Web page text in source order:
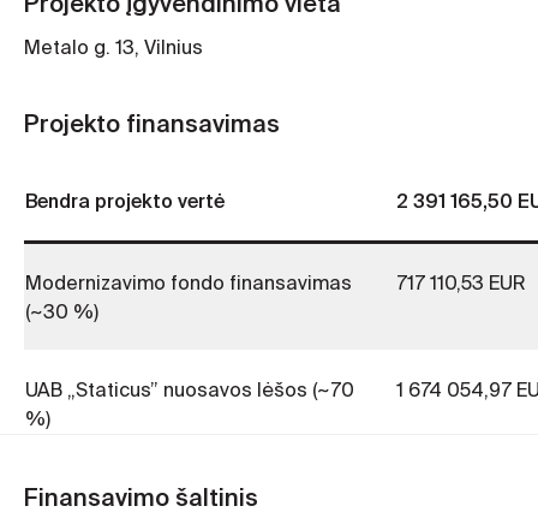
Metalo g. 13, Vilnius
Projekto finansavimas
Bendra projekto vertė 2 391 165,50
Modernizavimo fondo finansavimas
(~30 %)
717 110,53 EUR
UAB „Staticus” nuosavos lėšos (~70
%)
1 674 054,97
Finansavimo šaltinis